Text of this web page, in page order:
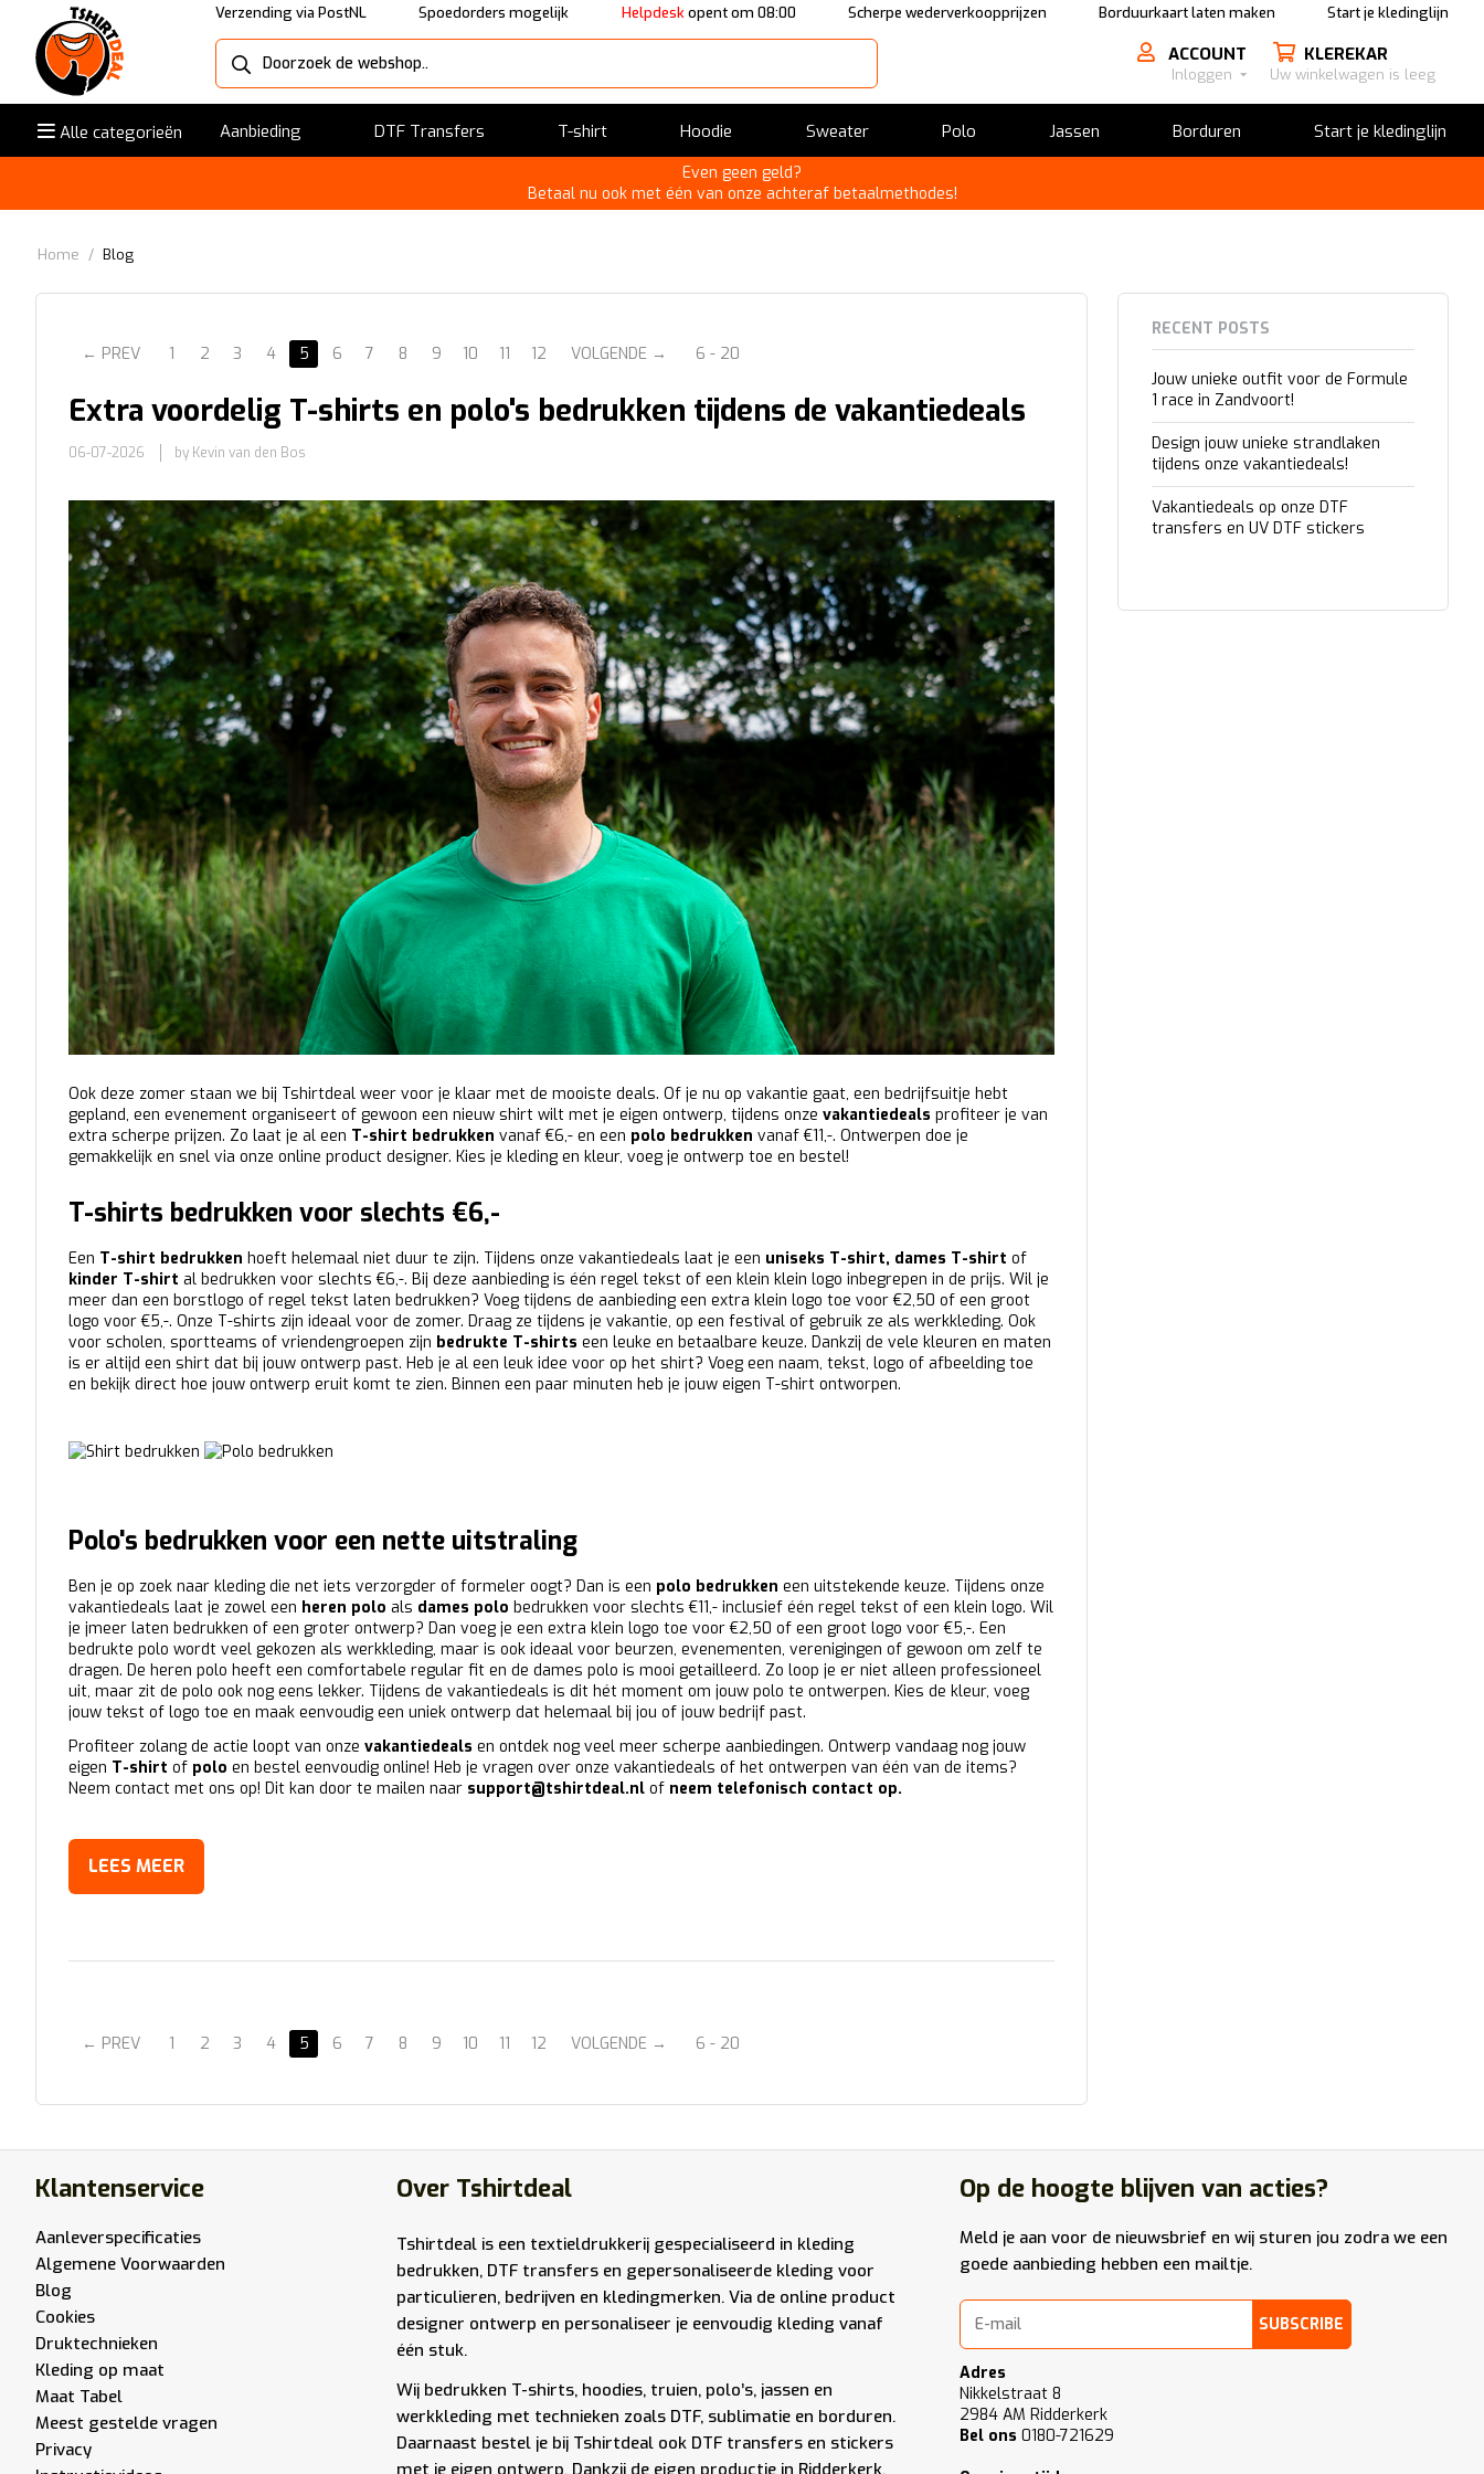
Verzending via PostNL Spoedorders mogelijk Helpdeskopent om 08:00 Scherpe wederverkoopprijzen Borduurkaart laten maken Start je kledinglijn
ACCOUNT
Inloggen
KLEREKAR
Uw winkelwagen is leeg
Alle categorieën Aanbieding DTF Transfers T-shirt Hoodie Sweater Polo Jassen Borduren Start je kledinglijn
Even geen geld?
Betaal nu ook met één van onze achteraf betaalmethodes!
Home / Blog
PREV 1 2 3 4 5 6 7 8 9 10 11 12 VOLGENDE 6 - 20
Extra voordelig T-shirts en polo's bedrukken tijdens de vakantiedeals
06-07-2026 by Kevin van den Bos
Ook deze zomer staan we bij Tshirtdeal weer voor je klaar met de mooiste deals. Of je nu op vakantie gaat, een bedrijfsuitje hebt
gepland, een evenement organiseert of gewoon een nieuw shirt wilt met je eigen ontwerp, tijdens onze vakantiedeals profiteer je van
extra scherpe prijzen. Zo laat je al een T-shirt bedrukken vanaf €6,- en een polo bedrukken vanaf €11,-. Ontwerpen doe je
gemakkelijk en snel via onze online product designer. Kies je kleding en kleur, voeg je ontwerp toe en bestel!
T-shirts bedrukken voor slechts €6,-
Een T-shirt bedrukken hoeft helemaal niet duur te zijn. Tijdens onze vakantiedeals laat je een uniseks T-shirt, dames T-shirt of
kinder T-shirt al bedrukken voor slechts €6,-. Bij deze aanbieding is één regel tekst of een klein klein logo inbegrepen in de prijs. Wil je
meer dan een borstlogo of regel tekst laten bedrukken? Voeg tijdens de aanbieding een extra klein logo toe voor €2,50 of een groot
logo voor €5,-. Onze T-shirts zijn ideaal voor de zomer. Draag ze tijdens je vakantie, op een festival of gebruik ze als werkkleding. Ook
voor scholen, sportteams of vriendengroepen zijn bedrukte T-shirts een leuke en betaalbare keuze. Dankzij de vele kleuren en maten
is er altijd een shirt dat bij jouw ontwerp past. Heb je al een leuk idee voor op het shirt? Voeg een naam, tekst, logo of afbeelding toe
en bekijk direct hoe jouw ontwerp eruit komt te zien. Binnen een paar minuten heb je jouw eigen T-shirt ontworpen.
Polo's bedrukken voor een nette uitstraling
Ben je op zoek naar kleding die net iets verzorgder of formeler oogt? Dan is een polo bedrukken een uitstekende keuze. Tijdens onze
vakantiedeals laat je zowel een heren polo als dames polo bedrukken voor slechts €11,- inclusief één regel tekst of een klein logo. Wil
je jmeer laten bedrukken of een groter ontwerp? Dan voeg je een extra klein logo toe voor €2,50 of een groot logo voor €5,-. Een
bedrukte polo wordt veel gekozen als werkkleding, maar is ook ideaal voor beurzen, evenementen, verenigingen of gewoon om zelf te
dragen. De heren polo heeft een comfortabele regular fit en de dames polo is mooi getailleerd. Zo loop je er niet alleen professioneel
uit, maar zit de polo ook nog eens lekker. Tijdens de vakantiedeals is dit hét moment om jouw polo te ontwerpen. Kies de kleur, voeg
jouw tekst of logo toe en maak eenvoudig een uniek ontwerp dat helemaal bij jou of jouw bedrijf past.
Profiteer zolang de actie loopt van onze vakantiedeals en ontdek nog veel meer scherpe aanbiedingen. Ontwerp vandaag nog jouw
eigen T-shirt of polo en bestel eenvoudig online! Heb je vragen over onze vakantiedeals of het ontwerpen van één van de items?
Neem contact met ons op! Dit kan door te mailen naar support@tshirtdeal.nl of neem telefonisch contact op.
LEES MEER
PREV 1 2 3 4 5 6 7 8 9 10 11 12 VOLGENDE 6 - 20
RECENT POSTS
Jouw unieke outfit voor de Formule
1 race in Zandvoort!
Design jouw unieke strandlaken
tijdens onze vakantiedeals!
Vakantiedeals op onze DTF
transfers en UV DTF stickers
Klantenservice
Aanleverspecificaties
Algemene Voorwaarden
Blog
Cookies
Druktechnieken
Kleding op maat
Maat Tabel
Meest gestelde vragen
Privacy
Over Tshirtdeal
Tshirtdeal is een textieldrukkerij gespecialiseerd in kleding
bedrukken, DTF transfers en gepersonaliseerde kleding voor
particulieren, bedrijven en kledingmerken. Via de online product
designer ontwerp en personaliseer je eenvoudig kleding vanaf
één stuk.
Wij bedrukken T-shirts, hoodies, truien, polo’s, jassen en
werkkleding met technieken zoals DTF, sublimatie en borduren.
Daarnaast bestel je bij Tshirtdeal ook DTF transfers en stickers
Op de hoogte blijven van acties?
Meld je aan voor de nieuwsbrief en wij sturen jou zodra we een
goede aanbieding hebben een mailtje.
SUBSCRIBE
Adres
Nikkelstraat 8
2984 AM Ridderkerk
Bel ons 0180-721629